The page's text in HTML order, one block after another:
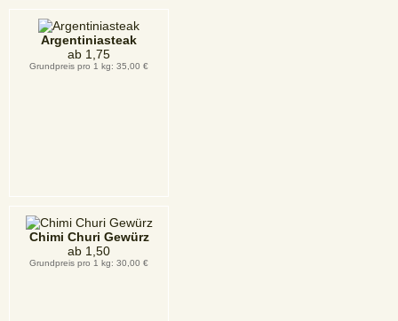
Argentiniasteak
ab 1,75
Grundpreis pro 1 kg: 35,00 €
Chimi Churi Gewürz
ab 1,50
Grundpreis pro 1 kg: 30,00 €